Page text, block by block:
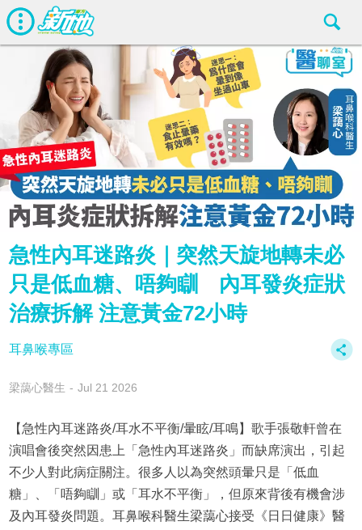
急性內耳迷路炎｜突然天旋地轉未必
只是低血糖、唔夠瞓 內耳發炎症狀
治療拆解 注意黃金72小時
耳鼻喉專區
梁藹心醫生 Jul 21 2026
【急性內耳迷路炎/耳水不平衡/暈眩/耳鳴】歌手張敬軒曾在
演唱會後突然因患上「急性內耳迷路炎」而缺席演出，引起
不少人對此病症關注。很多人以為突然頭暈只是「低血
糖」、「唔夠瞓」或「耳水不平衡」，但原來背後有機會涉
及內耳發炎問題。耳鼻喉科醫生梁藹心接受《日日健康》醫